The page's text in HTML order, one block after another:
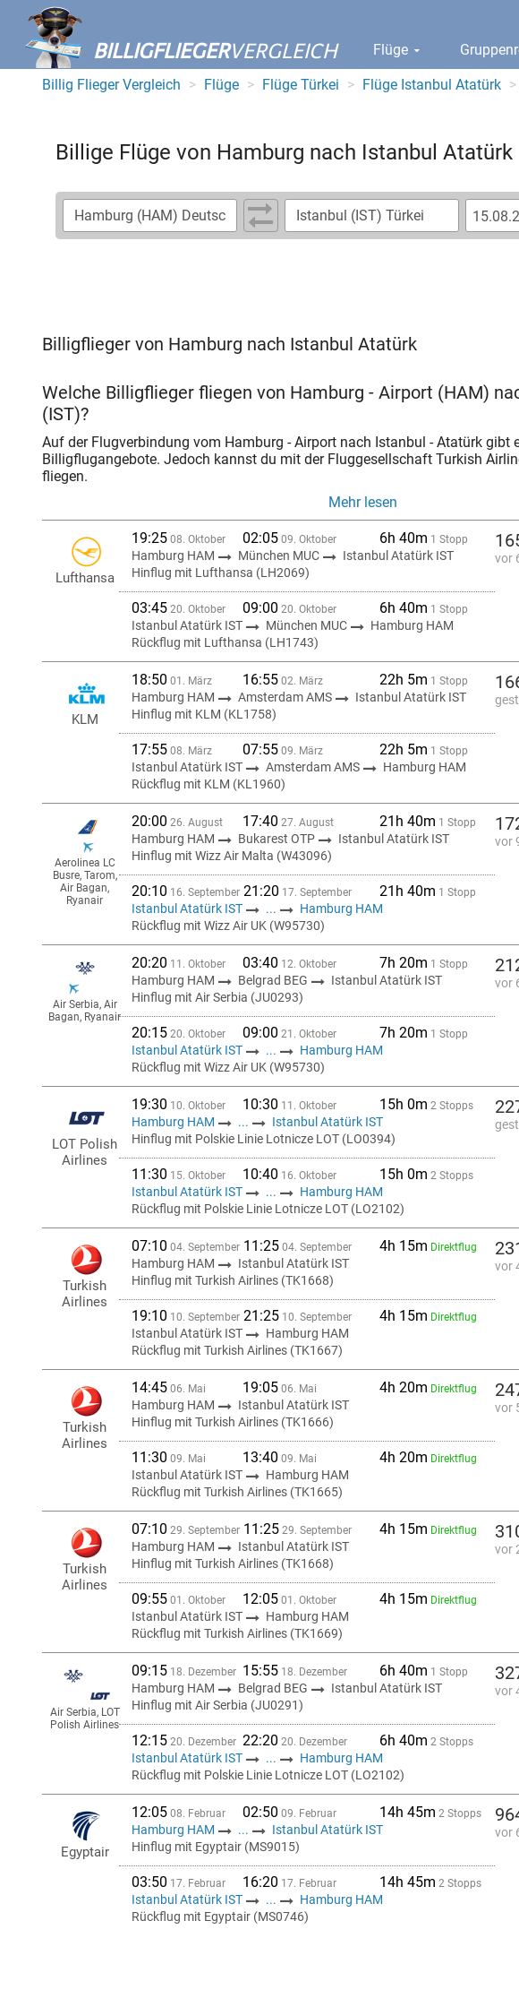
BILLIGFLIEGERVERGLEICH Flüge
Billig Flieger Vergleich Flüge Flüge Türkei Flüge Istanbul Atatürk
Billige Flüge von Hamburg nach Istanbul Atatürk
Billigflieger von Hamburg nach Istanbul Atatürk
Welche Billigflieger fliegen von Hamburg - Airport (HAM)
(IST)?
Auf der Flugverbindung vom Hamburg - Airport nach Istanbul - Atatürk gibt
Billigflugangebote. Jedoch kannst du mit der Fluggesellschaft Turkish
fliegen.
Mehr lesen
19:25 08. Oktober 02:05 09. Oktober 6h 40m 1 Stopp
Hamburg HAM München MUC
Istanbul Atatürk IST
Hinflug mit Lufthansa (LH2069)
03:45 20. Oktober 09:00 20. Oktober 6h 40m 1 Stopp
Istanbul Atatürk IST München MUC
Hamburg HAM
Rückflug mit Lufthansa (LH1743)
Lufthansa
vor
18:50 01. März 16:55 02. März 22h 5m 1 Stopp
Hamburg HAM Amsterdam AMS
Istanbul Atatürk IST
Hinflug mit KLM (KL1758)
17:55 08. März 07:55 09. März 22h 5m 1 Stopp
Istanbul Atatürk IST Amsterdam AMS
Hamburg HAM
Rückflug mit KLM (KL1960)
KLM
20:00 26. August 17:40 27. August 21h 40m 1 Stopp
Hamburg HAM Bukarest OTP
Istanbul Atatürk IST
Hinflug mit Wizz Air Malta (W43096)
20:10 16. September 21:20 17. September 21h 40m 1 Stopp
Istanbul Atatürk IST ...
Hamburg HAM
Rückflug mit Wizz Air UK (W95730)
Aerolinea LC
Busre, Tarom,
Air Bagan,
Ryanair
vor
20:20 11. Oktober 03:40 12. Oktober 7h 20m 1 Stopp
Hamburg HAM Belgrad BEG
Istanbul Atatürk IST
Hinflug mit Air Serbia (JU0293)
20:15 20. Oktober 09:00 21. Oktober 7h 20m 1 Stopp
Istanbul Atatürk IST ...
Hamburg HAM
Rückflug mit Wizz Air UK (W95730)
Air Serbia, Air
Bagan, Ryanair
vor
19:30 10. Oktober 10:30 11. Oktober 15h 0m 2 Stopps
Hamburg HAM ...
Istanbul Atatürk IST
Hinflug mit Polskie Linie Lotnicze LOT (LO0394)
11:30 15. Oktober 10:40 16. Oktober 15h 0m 2 Stopps
Istanbul Atatürk IST ...
Hamburg HAM
Rückflug mit Polskie Linie Lotnicze LOT (LO2102)
LOT Polish
Airlines
07:10 04. September 11:25 04. September 4h 15m Direktflug
Hamburg HAM
Istanbul Atatürk IST
Hinflug mit Turkish Airlines (TK1668)
19:10 10. September 21:25 10. September 4h 15m Direktflug
Istanbul Atatürk IST
Hamburg HAM
Rückflug mit Turkish Airlines (TK1667)
Turkish
Airlines
vor
14:45 06. Mai 19:05 06. Mai 4h 20m Direktflug
Hamburg HAM
Istanbul Atatürk IST
Hinflug mit Turkish Airlines (TK1666)
11:30 09. Mai 13:40 09. Mai 4h 20m Direktflug
Istanbul Atatürk IST
Hamburg HAM
Rückflug mit Turkish Airlines (TK1665)
Turkish
Airlines
vor
07:10 29. September 11:25 29. September 4h 15m Direktflug
Hamburg HAM
Istanbul Atatürk IST
Hinflug mit Turkish Airlines (TK1668)
09:55 01. Oktober 12:05 01. Oktober 4h 15m Direktflug
Istanbul Atatürk IST
Hamburg HAM
Rückflug mit Turkish Airlines (TK1669)
Turkish
Airlines
vor
09:15 18. Dezember 15:55 18. Dezember 6h 40m 1 Stopp
Hamburg HAM Belgrad BEG
Istanbul Atatürk IST
Hinflug mit Air Serbia (JU0291)
12:15 20. Dezember 22:20 20. Dezember 6h 40m 2 Stopps
Istanbul Atatürk IST ...
Hamburg HAM
Rückflug mit Polskie Linie Lotnicze LOT (LO2102)
Air Serbia, LOT
Polish Airlines
vor
12:05 08. Februar 02:50 09. Februar 14h 45m 2 Stopps
Hamburg HAM ...
Istanbul Atatürk IST
Hinflug mit Egyptair (MS9015)
03:50 17. Februar 16:20 17. Februar 14h 45m 2 Stopps
Istanbul Atatürk IST ...
Hamburg HAM
Rückflug mit Egyptair (MS0746)
Egyptair
vor